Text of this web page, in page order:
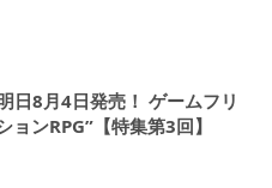
8月4日発売！ ゲームフリ
ンRPG”【特集第3回】